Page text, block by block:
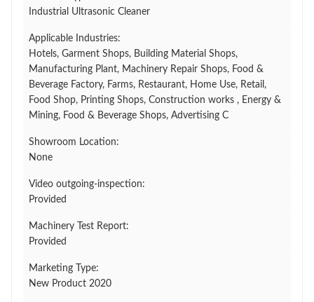
Industrial Ultrasonic Cleaner
Applicable Industries:
Hotels, Garment Shops, Building Material Shops,
Manufacturing Plant, Machinery Repair Shops, Food &
Beverage Factory, Farms, Restaurant, Home Use, Retail,
Food Shop, Printing Shops, Construction works , Energy &
Mining, Food & Beverage Shops, Advertising C
Showroom Location:
None
Video outgoing-inspection:
Provided
Machinery Test Report:
Provided
Marketing Type:
New Product 2020